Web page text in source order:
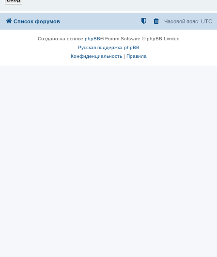
Список форумов Часовой пояс: UTC
Создано на основе phpBB® Forum Software © phpBB Limited
Русская поддержка phpBB
Конфиденциальность| Правила